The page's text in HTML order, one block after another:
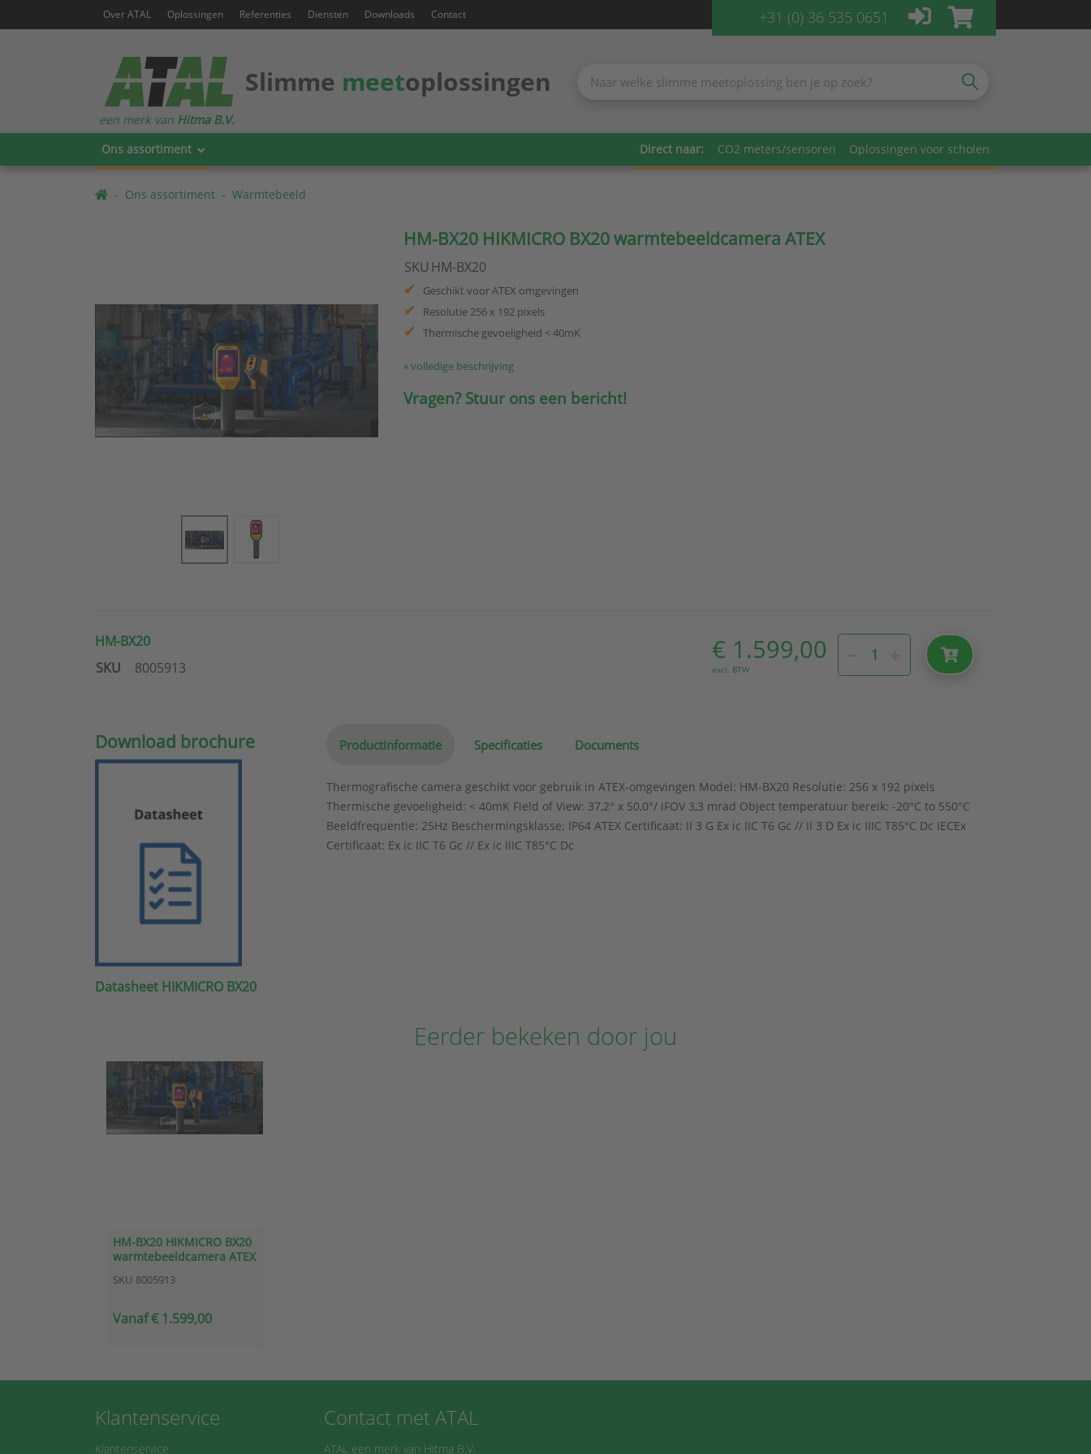
Over ATAL Oplossingen Referenties Diensten Downloads Contact +31 (0) 36 535 0651
Slimme meetoplossingen
Ons assortiment Direct naar: CO2 meters/sensoren Oplossingen voor scholen
een merk van Hitma B.V.
Ons assortiment Warmtebeeld
HM-BX20 HIKMICRO BX20 warmtebeeldcamera ATEX
SKU HM-BX20
Geschikt voor ATEX omgevingen
Resolutie 256 x 192 pixels
Thermische gevoeligheid < 40mK
» volledige beschrijving
Vragen? Stuur ons een bericht!
HM-BX20
SKU
8005913
€ 1.599,00
excl. BTW
Download brochure
Datasheet HIKMICRO BX20
Productinformatie Specificaties Documents
Thermografische camera geschikt voor gebruik in ATEX-omgevingen Model: HM-BX20 Resolutie: 256 x 192 pixels
Thermische gevoeligheid: < 40mK Field of View: 37,2° x 50,0°/ iFOV 3,3 mrad Object temperatuur bereik: -20°C to 550°C
Beeldfrequentie: 25Hz Beschermingsklasse: IP64 ATEX Certificaat: II 3 G Ex ic IIC T6 Gc // II 3 D Ex ic IIIC T85°C Dc IECEx
Certificaat: Ex ic IIC T6 Gc // Ex ic IIIC T85°C Dc
Eerder bekeken door jou
HM-BX20 HIKMICRO BX20
warmtebeeldcamera ATEX
SKU 8005913
Vanaf € 1.599,00
Klantenservice
Klantenservice
Contact met ATAL
ATAL een merk van Hitma B.V.